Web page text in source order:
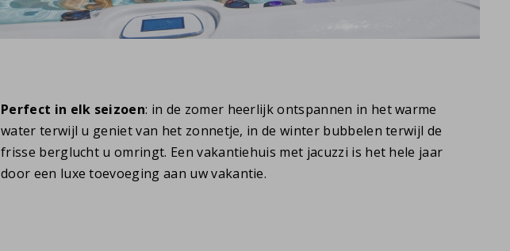
Perfect in elk seizoen: in de zomer heerlijk ontspannen in het warme
water terwijl u geniet van het zonnetje, in de winter bubbelen terwijl de
frisse berglucht u omringt. Een vakantiehuis met jacuzzi is het hele jaar
door een luxe toevoeging aan uw vakantie.